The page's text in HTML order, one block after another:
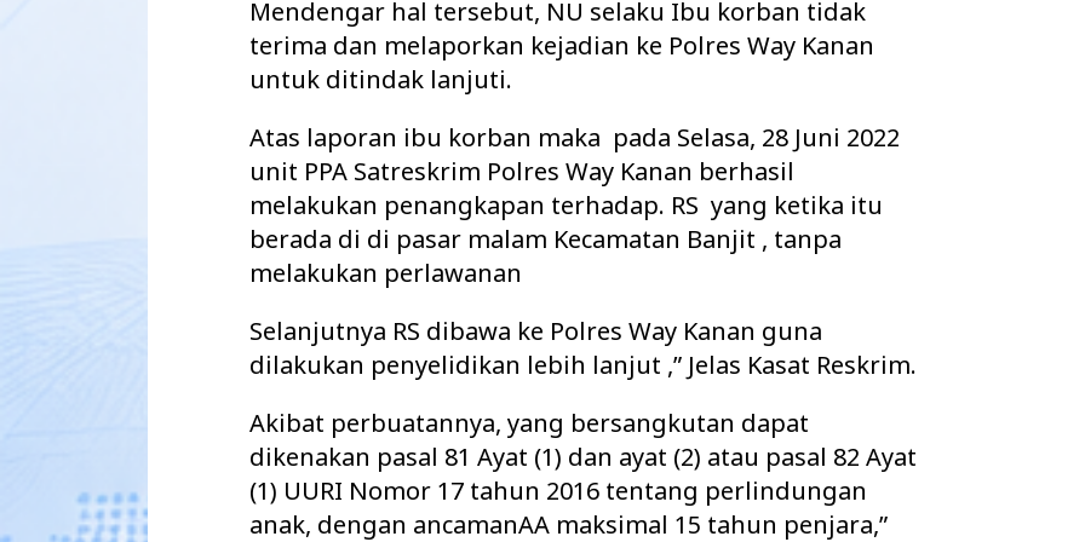
Mendengar hal tersebut, NU selaku Ibu korban tidak
terima dan melaporkan kejadian ke Polres Way Kanan
untuk ditindak lanjuti.
Atas laporan ibu korban maka pada Selasa, 28 Juni 2022
unit PPA Satreskrim Polres Way Kanan berhasil
melakukan penangkapan terhadap. RS yang ketika itu
berada di di pasar malam Kecamatan Banjit , tanpa
melakukan perlawanan
Selanjutnya RS dibawa ke Polres Way Kanan guna
dilakukan penyelidikan lebih lanjut ,” Jelas Kasat Reskrim.
Akibat perbuatannya, yang bersangkutan dapat
dikenakan pasal 81 Ayat (1) dan ayat (2) atau pasal 82 Ayat
(1) UURI Nomor 17 tahun 2016 tentang perlindungan
anak, dengan ancamanAA maksimal 15 tahun penjara,”